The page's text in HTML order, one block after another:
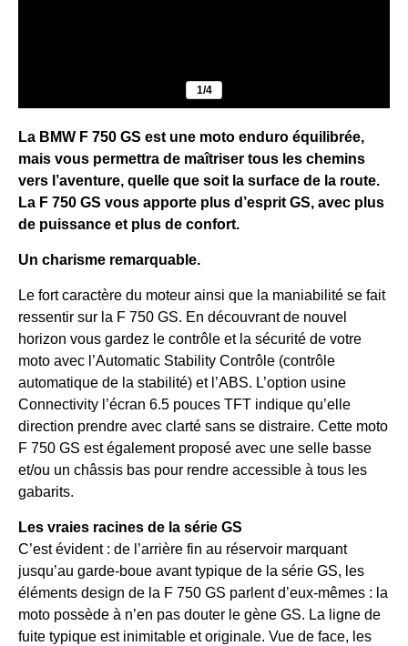
1/4
La BMW F 750 GS est une moto enduro équilibrée,
mais vous permettra de maîtriser tous les chemins
vers l’aventure, quelle que soit la surface de la route.
La F 750 GS vous apporte plus d’esprit GS, avec plus
de puissance et plus de confort.
Un charisme remarquable.
Le fort caractère du moteur ainsi que la maniabilité se fait
ressentir sur la F 750 GS. En découvrant de nouvel
horizon vous gardez le contrôle et la sécurité de votre
moto avec l’Automatic Stability Contrôle (contrôle
automatique de la stabilité) et l’ABS. L’option usine
Connectivity l’écran 6.5 pouces TFT indique qu’elle
direction prendre avec clarté sans se distraire. Cette moto
F 750 GS est également proposé avec une selle basse
et/ou un châssis bas pour rendre accessible à tous les
gabarits.
Les vraies racines de la série GS
C’est évident : de l’arrière fin au réservoir marquant
jusqu’au garde-boue avant typique de la série GS, les
éléments design de la F 750 GS parlent d’eux-mêmes : la
moto possède à n’en pas douter le gène GS. La ligne de
fuite typique est inimitable et originale. Vue de face, les